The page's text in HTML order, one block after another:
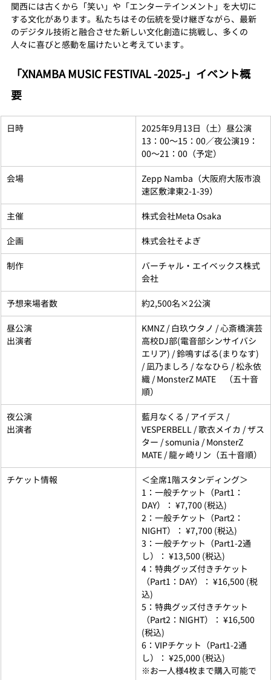
関西には古くから「笑い」や「エンターテインメント」を大切に
する文化があります。私たちはその伝統を受け継ぎながら、最新
のデジタル技術と融合させた新しい文化創造に挑戦し、多くの
人々に喜びと感動を届けたいと考えています。
「XNAMBA MUSIC FESTIVAL -2025-」イベント概
要
日時
2025年9月13日（土）昼公演
13：00〜15：00／夜公演19：
00〜21：00（予定）
会場
Zepp Namba（大阪府大阪市浪
速区敷津東2-1-39）
主催 株式会社Meta Osaka
企画 株式会社そよぎ
制作
バーチャル・エイベックス株式
会社
予想来場者数 約2,500名×2公演
昼公演
出演者
KMNZ / 白玖ウタノ / 心斎橋演芸
高校DJ部(電音部シンサイバシ
エリア) / 鈴鳴すばる(まりなす)
/ 凪乃ましろ / ななひら / 松永依
織 / MonsterZ MATE　（五十音
順）
夜公演
出演者
藍月なくる / アイデス /
VESPERBELL / 歌衣メイカ / ザス
ター / somunia / MonsterZ
MATE / 龍ヶ崎リン（五十音順）
チケット情報
＜全席1階スタンディング＞
1：一般チケット（Part1：
DAY）： ¥7,700 (税込)
2：一般チケット（Part2：
NIGHT）： ¥7,700 (税込)
3：一般チケット（Part1-2通
し）： ¥13,500 (税込)
4：特典グッズ付きチケット
（Part1：DAY）： ¥16,500 (税
込)
5：特典グッズ付きチケット
（Part2：NIGHT）： ¥16,500
(税込)
6：VIPチケット（Part1-2通
し）： ¥25,000 (税込)
※お一人様4枚まで購入可能で